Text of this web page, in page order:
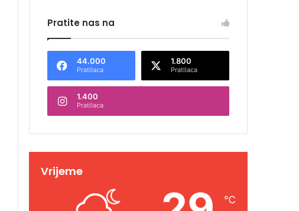
Pratite nas na
44.000
Pratilaca
1.800
Pratilaca
1.400
Pratilaca
Vrijeme
℃